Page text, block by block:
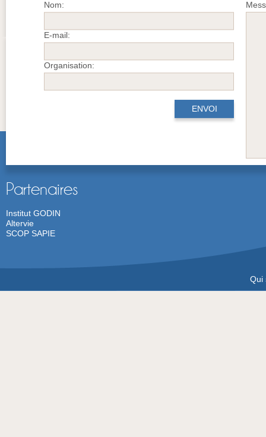
Nom:
E-mail:
Organisation:
Partenaires
Institut GODIN
Altervie
SCOP SAPIE
Qui